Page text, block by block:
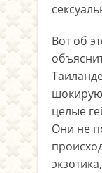
Вот об
целые
Они не